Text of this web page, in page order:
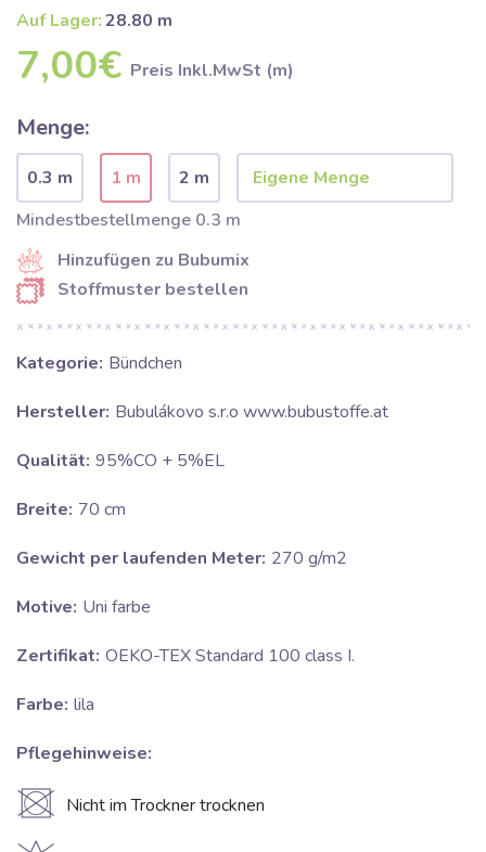
Auf Lager:28.80 m
7,00€ Preis Inkl.MwSt (m)
Menge:
0.3 m 1 m
2 m
Mindestbestellmenge 0.3 m
Hinzufügen zu Bubumix
Stoffmuster bestellen
Kategorie: Bündchen
Hersteller: Bubulákovo s.r.o www.bubustoffe.at
Qualität: 95%CO + 5%EL
Breite: 70 cm
Gewicht per laufenden Meter: 270 g/m2
Motive: Uni farbe
Zertifikat: OEKO-TEX Standard 100 class I.
Farbe: lila
Pflegehinweise:
U Nicht im Trockner trocknen